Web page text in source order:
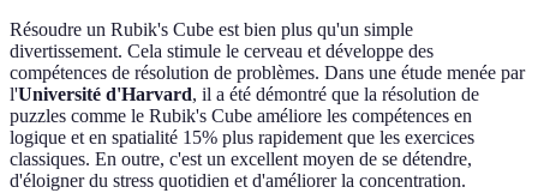
Résoudre un Rubik's Cube est bien plus qu'un simple
divertissement. Cela stimule le cerveau et développe des
compétences de résolution de problèmes. Dans une étude menée par
l'Université d'Harvard, il a été démontré que la résolution de
puzzles comme le Rubik's Cube améliore les compétences en
logique et en spatialité 15% plus rapidement que les exercices
classiques. En outre, c'est un excellent moyen de se détendre,
d'éloigner du stress quotidien et d'améliorer la concentration.